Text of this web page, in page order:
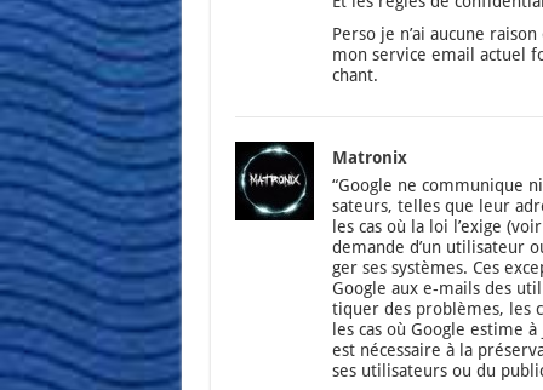
Per­so je n’ai aucune
mon ser­vice email actuel
chant.
Matronix
“Google ne com­mu­nique
sa­teurs, telles que leur
les cas où la loi l’exige
demande d’un uti­li­sa­teur
ger ses sys­tèmes. Ces
Google aux e‑mails des
ti­quer des pro­blèmes, les
les cas où Google estime
est néces­saire à la
ses uti­li­sa­teurs ou du